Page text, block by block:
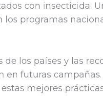
con insecticida.
programas
los países y las
futuras
mejores